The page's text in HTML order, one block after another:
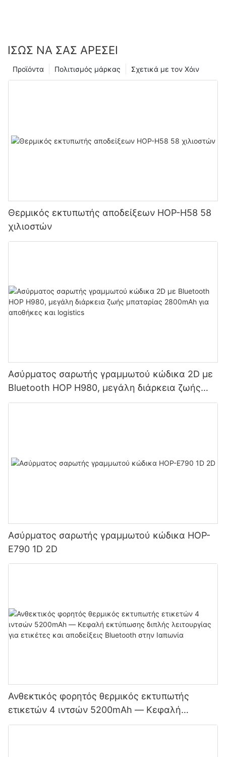
ΊΣΩΣ ΝΑ ΣΑΣ ΑΡΈΣΕΙ
Σχετικά με τον Χόιν
Πολιτισμός μάρκας
Προϊόντα
Θερμικός εκτυπωτής αποδείξεων HOP-H58 58
χιλιοστών
Ασύρματος σαρωτής γραμμωτού κώδικα 2D με
Bluetooth HOP H980, μεγάλη διάρκεια ζωής
μπαταρίας 2800mAh για αποθήκες και logistics
Ασύρματος σαρωτής γραμμωτού κώδικα HOP-
E790 1D 2D
Ανθεκτικός φορητός θερμικός εκτυπωτής
ετικετών 4 ιντσών 5200mAh — Κεφαλή
εκτύπωσης διπλής λειτουργίας για ετικέτες και